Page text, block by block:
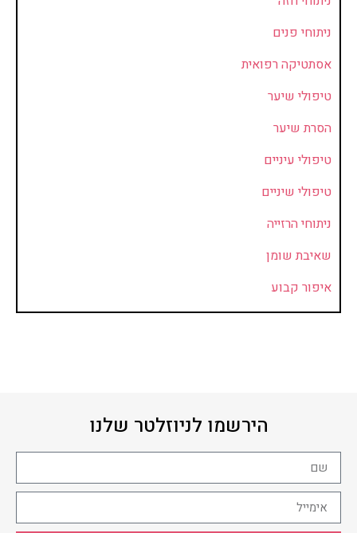
ניתוחי פנים
אסתטיקה רפואית
טיפולי שיער
הסרת שיער
טיפולי עיניים
טיפולי שיניים
ניתוחי הרזייה
שאיבת שומן
איפור קבוע
הירשמו לניוזלטר שלנו